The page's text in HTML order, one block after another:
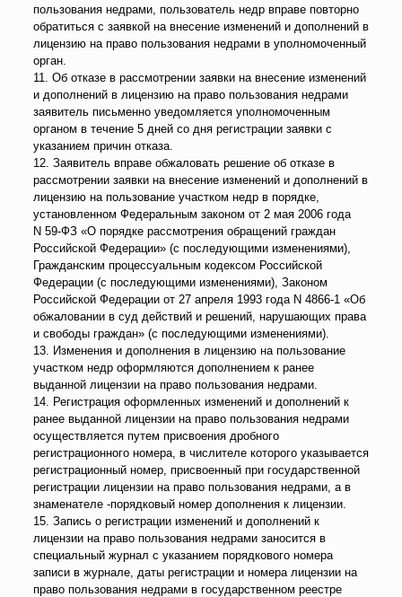
пользования недрами, пользователь недр вправе повторно
обратиться с заявкой на внесение изменений и дополнений в
лицензию на право пользования недрами в уполномоченный
орган.
11. Об отказе в рассмотрении заявки на внесение изменений
и дополнений в лицензию на право пользования недрами
заявитель письменно уведомляется уполномоченным
органом в течение 5 дней со дня регистрации заявки с
указанием причин отказа.
12. Заявитель вправе обжаловать решение об отказе в
рассмотрении заявки на внесение изменений и дополнений в
лицензию на пользование участком недр в порядке,
установленном Федеральным законом от 2 мая 2006 года
N 59-ФЗ «О порядке рассмотрения обращений граждан
Российской Федерации» (с последующими изменениями),
Гражданским процессуальным кодексом Российской
Федерации (с последующими изменениями), Законом
Российской Федерации от 27 апреля 1993 года N 4866-1 «Об
обжаловании в суд действий и решений, нарушающих права
и свободы граждан» (с последующими изменениями).
13. Изменения и дополнения в лицензию на пользование
участком недр оформляются дополнением к ранее
выданной лицензии на право пользования недрами.
14. Регистрация оформленных изменений и дополнений к
ранее выданной лицензии на право пользования недрами
осуществляется путем присвоения дробного
регистрационного номера, в числителе которого указывается
регистрационный номер, присвоенный при государственной
регистрации лицензии на право пользования недрами, а в
знаменателе -порядковый номер дополнения к лицензии.
15. Запись о регистрации изменений и дополнений к
лицензии на право пользования недрами заносится в
специальный журнал с указанием порядкового номера
записи в журнале, даты регистрации и номера лицензии на
право пользования недрами в государственном реестре